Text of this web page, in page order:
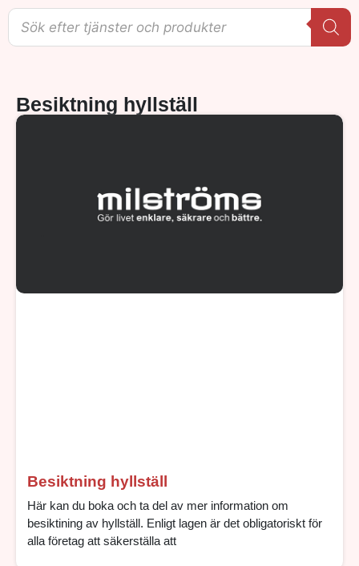
Besiktning hyllställ
Besiktning hyllställ
Här kan du boka och ta del av mer information om
besiktining av hyllställ. Enligt lagen är det obligatoriskt för
alla företag att säkerställa att